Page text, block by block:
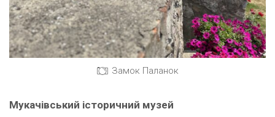
Замок Паланок
Мукачівський історичний музей